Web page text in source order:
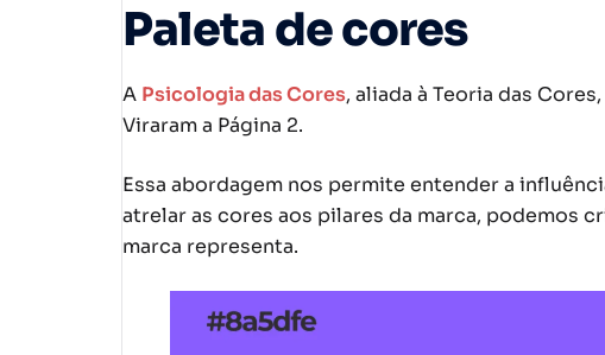
Paleta de cores
A Psicologia das Cores, aliada à Teoria das
Viraram a Página 2.
Essa abordagem nos permite entender a
atrelar as cores aos pilares da marca, podemos
marca representa.